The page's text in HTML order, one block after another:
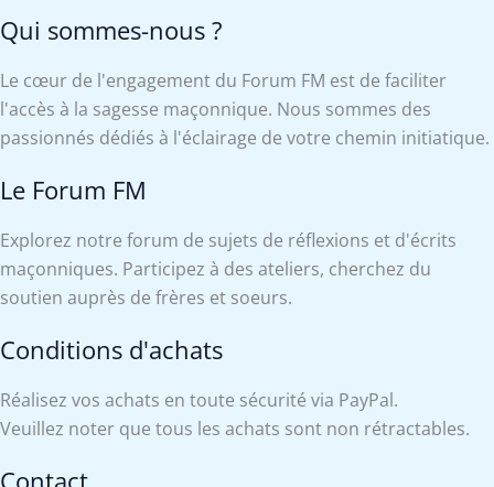
Qui sommes-nous ?
Le cœur de l'engagement du Forum FM est de faciliter
l'accès à la sagesse maçonnique. Nous sommes des
passionnés dédiés à l'éclairage de votre chemin initiatique.
Le Forum FM
Explorez notre forum de sujets de réflexions et d'écrits
maçonniques. Participez à des ateliers, cherchez du
soutien auprès de frères et soeurs.
Conditions d'achats
Réalisez vos achats en toute sécurité via PayPal.
Veuillez noter que tous les achats sont non rétractables.
Contact